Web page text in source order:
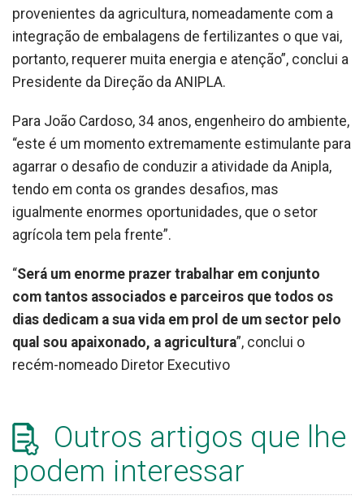
provenientes da agricultura, nomeadamente com a
integração de embalagens de fertilizantes o que vai,
portanto, requerer muita energia e atenção”, conclui a
Presidente da Direção da ANIPLA.
Para João Cardoso, 34 anos, engenheiro do ambiente,
“este é um momento extremamente estimulante para
agarrar o desafio de conduzir a atividade da Anipla,
tendo em conta os grandes desafios, mas
igualmente enormes oportunidades, que o setor
agrícola tem pela frente”.
“Será um enorme prazer trabalhar em conjunto
com tantos associados e parceiros que todos os
dias dedicam a sua vida em prol de um sector pelo
qual sou apaixonado, a agricultura”, conclui o
recém-nomeado Diretor Executivo
Outros artigos que lhe
podem interessar